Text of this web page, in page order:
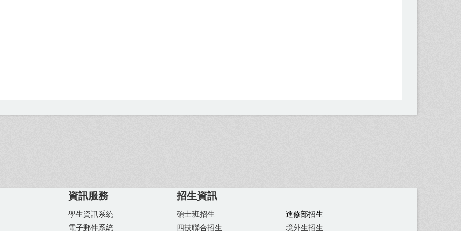
資訊服務
學生資訊系統
電子郵件系統
招生資訊
碩士班招生
四技聯合招生
進修部招生
境外生招生